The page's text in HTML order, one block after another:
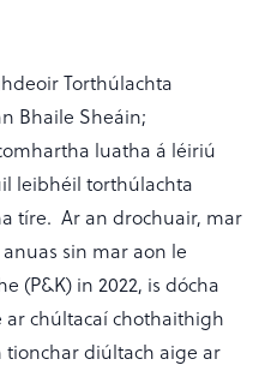
Torthúlachta
Bhaile Sheáin;
luatha á léiriú
leibhéil torthúlachta
tíre. Ar an drochuair, mar
sin mar aon le
(P&K) in 2022, is dócha
chúltacaí chothaithigh
diúltach aige ar